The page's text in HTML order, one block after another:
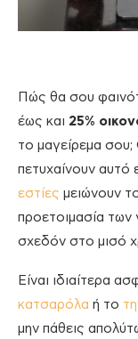
Πώς θα σου
έως και 25%
το μαγείρεμα σου;
πετυχαίνουν αυτό
εστίες μειώνουν
προετοιμασία των
σχεδόν στο μισό
Είναι ιδιαίτερα
κατσαρόλα ή το
μην πάθεις